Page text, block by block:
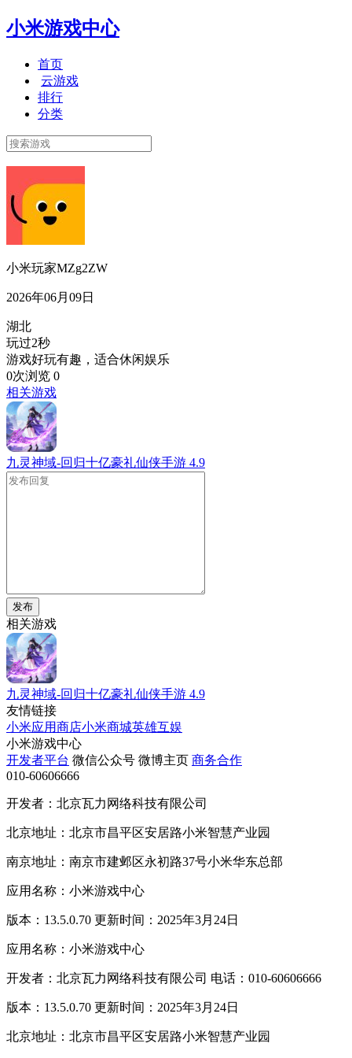
小米游戏中心
首页
云游戏
排行
分类
小米玩家MZg2ZW
2026年06月09日
湖北
玩过2秒
游戏好玩有趣，适合休闲娱乐
0次浏览 0
相关游戏
九灵神域-回归十亿豪礼仙侠手游 4.9
发布
相关游戏
九灵神域-回归十亿豪礼仙侠手游 4.9
友情链接
小米应用商店小米商城英雄互娱
小米游戏中心
开发者平台 微信公众号 微博主页 商务合作
010-60606666
开发者：北京瓦力网络科技有限公司
北京地址：北京市昌平区安居路小米智慧产业园
南京地址：南京市建邺区永初路37号小米华东总部
应用名称：小米游戏中心
版本：13.5.0.70 更新时间：2025年3月24日
应用名称：小米游戏中心
开发者：北京瓦力网络科技有限公司 电话：010-60606666
版本：13.5.0.70 更新时间：2025年3月24日
北京地址：北京市昌平区安居路小米智慧产业园